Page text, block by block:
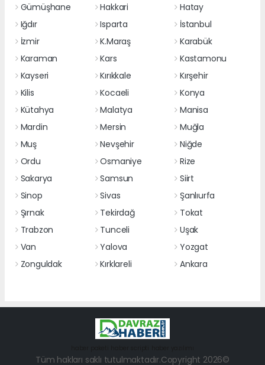
Gümüşhane
Hakkari
Hatay
Iğdır
Isparta
İstanbul
İzmir
K.Maraş
Karabük
Karaman
Kars
Kastamonu
Kayseri
Kırıkkale
Kırşehir
Kilis
Kocaeli
Konya
Kütahya
Malatya
Manisa
Mardin
Mersin
Muğla
Muş
Nevşehir
Niğde
Ordu
Osmaniye
Rize
Sakarya
Samsun
Siirt
Sinop
Sivas
Şanlıurfa
Şırnak
Tekirdağ
Tokat
Trabzon
Tunceli
Uşak
Van
Yalova
Yozgat
Zonguldak
Kırklareli Ankara
Tüm hakları saklı tutulmaktadır.Copyright 2026©